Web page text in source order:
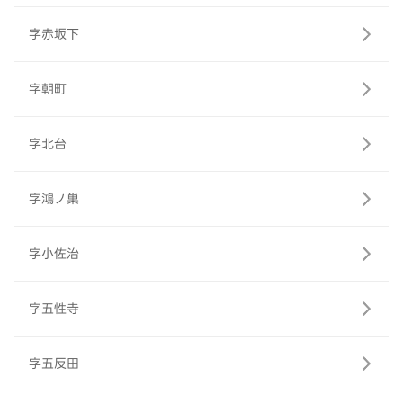
字赤坂下
字朝町
字北台
字鴻ノ巣
字小佐治
字五性寺
字五反田